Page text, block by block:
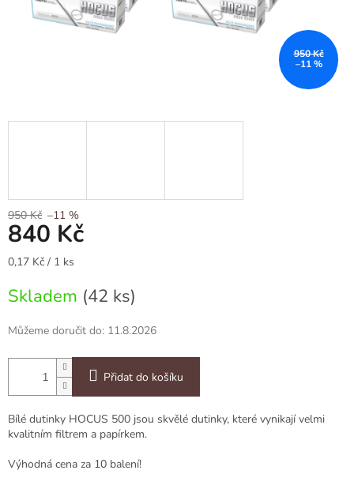
950 Kč
–11 %
950 Kč –11 %
840 Kč
Měrná
0,17 Kč / 1 ks
Skladem (42 ks)
Můžeme doručit do: 11.8.2026
Přidat do košíku
Bílé dutinky HOCUS 500 jsou skvělé dutinky, které vynikají velmi
kvalitním filtrem a papírkem.
Výhodná cena za 10 balení!